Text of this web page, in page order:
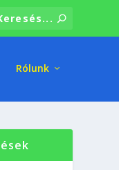
Rólunk